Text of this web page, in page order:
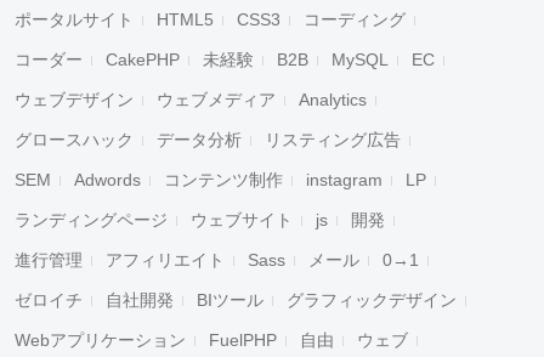
ポータルサイト HTML5 CSS3 コーディング
コーダー CakePHP 未経験 B2B MySQL EC
ウェブデザイン ウェブメディア Analytics
グロースハック データ分析 リスティング広告
SEM Adwords コンテンツ制作 instagram LP
ランディングページ ウェブサイト js 開発
進行管理 アフィリエイト Sass メール 0→1
ゼロイチ 自社開発 BIツール グラフィックデザイン
Webアプリケーション FuelPHP 自由 ウェブ